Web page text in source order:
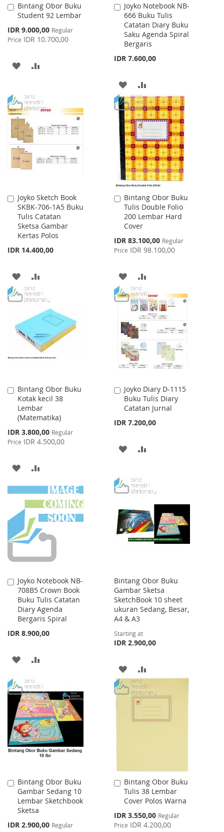
Bintang Obor Buku
Student 92 Lembar
Special
Price
IDR 9.000,00 Regular
Price IDR 10.700,00
Add
to
ADD
WISH
LIST
COMPARE
Joyko Notebook NB-
666 Buku Tulis
Catatan Diary Buku
Saku Agenda Spiral
Bergaris
IDR 7.600,00
Add
to
Cart
ADD
TO
WISH
LIST
TO
COMPARE
Joyko Sketch Book
SKBK-706-1A5 Buku
Tulis Catatan
Sketsa Gambar
Kertas Polos
IDR 14.400,00
Add
to
Cart
ADD
TO
LIST
TO
COMPARE
Bintang Obor Buku
Tulis Double Folio
200 Lembar Hard
Cover
Special
Price
IDR 83.100,00 Regular
Price IDR 98.100,00
Add
to
Cart
ADD
TO
WISH
LIST
TO
COMPARE
Bintang Obor Buku
Kotak kecil 38
Lembar
(Matematika)
Special
Price
IDR 3.800,00 Regular
Price IDR 4.500,00
Add
to
Cart
ADD
TO
WISH
LIST
TO
COMPARE
Joyko Diary D-1115
Buku Tulis Diary
Catatan Jurnal
IDR 7.200,00
Add
to
Cart
ADD
WISHCOMPARE
Joyko Notebook NB-
708B5 Crown Book
Buku Tulis Catatan
Diary Agenda
Bergaris Spiral
IDR 8.900,00
Add
to
Cart
ADD
WISH
LIST
COMPARE
Bintang Obor Buku
Gambar Sketsa
SketchBook 10 sheet
ukuran Sedang, Besar,
A4 & A3
Starting at
IDR 2.900,00
ADD
TO
WISH
LIST
TO
Bintang Obor Buku
Gambar Sedang 10
Lembar Sketchbook
Sketsa
Special
IDR 2.900,00 Regular
Add
to
Cart
Bintang Obor Buku
Tulis 38 Lembar
Cover Polos Warna
Special
Price
IDR 3.550,00 Regular
Price IDR 4.200,00
Add
to
Cart